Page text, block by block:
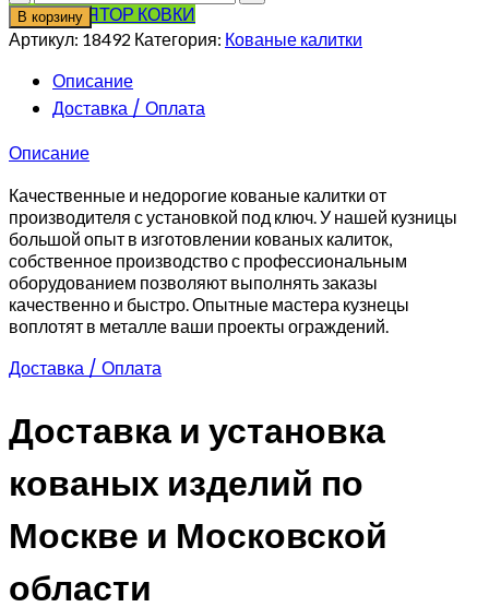
КАЛЬКУЛЯТОР КОВКИ
товара
Кованая
калитка
эскиз
В корзину
Артикул: 18492 Категория: Кованые калитки
Описание
Доставка / Оплата
Описание
Качественные и недорогие кованые калитки от
производителя с установкой под ключ. У нашей кузницы
большой опыт в изготовлении кованых калиток,
собственное производство с профессиональным
оборудованием позволяют выполнять заказы
качественно и быстро. Опытные мастера кузнецы
воплотят в металле ваши проекты ограждений.
Доставка / Оплата
Доставка и установка
кованых изделий по
Москве и Московской
области